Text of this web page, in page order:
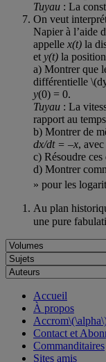
Tuyau : La
On veut
Napier à l’aide
appelle x(t) la
et y(t) la
a) Montrer que
différentielle
y(0) = 0.
Tuyau : La
rapport au
b) Montrer de
dx/dt = –x,
c) Résoudre
d) Montrer
» pour les
Au plan
une pure
Accueil
À propos
Contact et
Commanditaires
Sites amis